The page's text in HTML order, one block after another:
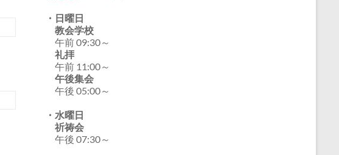
・日曜日
教会学校
午前 09:30～
礼拝
午前 11:00～
午後集会
午後 05:00～
・水曜日
祈祷会
午後 07:30～